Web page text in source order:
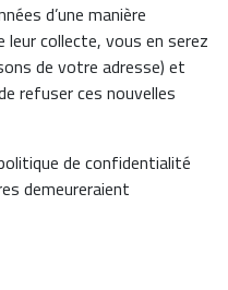
d’une manière
leur collecte, vous en serez
de votre adresse) et
refuser ces nouvelles
de confidentialité
demeureraient